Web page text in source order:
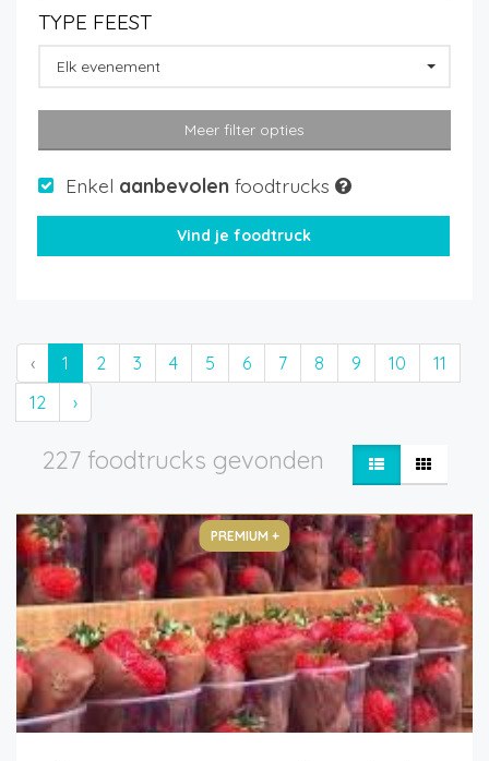
TYPE FEEST
Elk evenement
Meer filter opties
Enkel aanbevolen foodtrucks
‹ 1 2 3 4 5 6 7 8 9 10
11
12
›
227 foodtrucks gevonden
PREMIUM +